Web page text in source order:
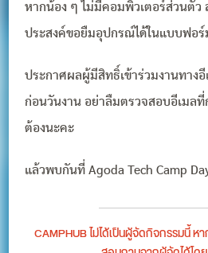
หากน้อง ๆ ไม่มีคอมพิวเตอร์ส่วนตัว
ประสงค์ขอยืมอุปกรณ์ได้ในแบบฟอร์
ประกาศผลผู้มีสิทธิ์เข้าร่วมงานทาง
ก่อนวันงาน อย่าลืมตรวจสอบอีเมลที่
ต้องนะคะ
แล้วพบกันที่ Agoda Tech Camp
CAMPHUB ไม่ได้เป็นผู้จัดกิจกรรมนี้